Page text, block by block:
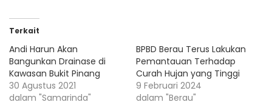
Terkait
Andi Harun Akan
Bangunkan Drainase di
Kawasan Bukit Pinang
30 Agustus 2021
dalam "Samarinda"
BPBD Berau Terus Lakukan
Pemantauan Terhadap
Curah Hujan yang Tinggi
9 Februari 2024
dalam "Berau"